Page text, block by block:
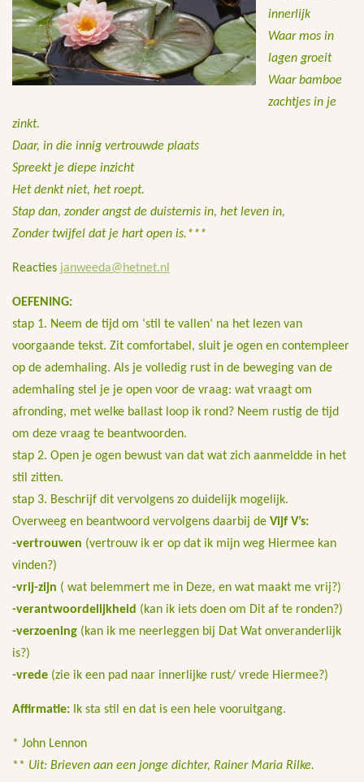
innerlijk
Waar mos in
lagen groeit
Waar bamboe
zachtjes in je
zinkt.
Daar, in die innig vertrouwde plaats
Spreekt je diepe inzicht
Het denkt niet, het roept.
Stap dan, zonder angst de duisternis in, het leven in,
Zonder twijfel dat je hart open is.***
Reacties janweeda@hetnet.nl
OEFENING:
stap 1. Neem de tijd om ‘stil te vallen’ na het lezen van
voorgaande tekst. Zit comfortabel, sluit je ogen en contempleer
op de ademhaling. Als je volledig rust in de beweging van de
ademhaling stel je je open voor de vraag: wat vraagt om
afronding, met welke ballast loop ik rond? Neem rustig de tijd
om deze vraag te beantwoorden.
stap 2. Open je ogen bewust van dat wat zich aanmeldde in het
stil zitten.
stap 3. Beschrijf dit vervolgens zo duidelijk mogelijk.
Overweeg en beantwoord vervolgens daarbij de Vijf V’s:
-vertrouwen (vertrouw ik er op dat ik mijn weg Hiermee kan
vinden?)
-vrij-zijn ( wat belemmert me in Deze, en wat maakt me vrij?)
-verantwoordelijkheid (kan ik iets doen om Dit af te ronden?)
-verzoening (kan ik me neerleggen bij Dat Wat onveranderlijk
is?)
-vrede (zie ik een pad naar innerlijke rust/ vrede Hiermee?)
Affirmatie: Ik sta stil en dat is een hele vooruitgang.
* John Lennon
** Uit: Brieven aan een jonge dichter, Rainer Maria Rilke.